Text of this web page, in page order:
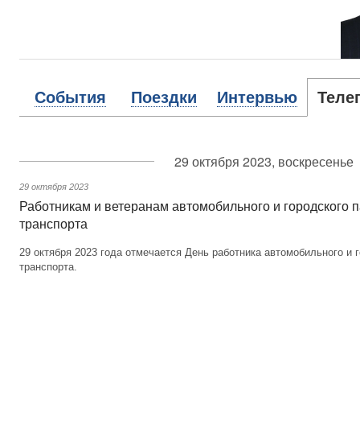
События Поездки Интервью
29 октября 2023, воскресенье
29 октября 2023
Работникам и ветеранам автомобильного и городского
транспорта
29 октября 2023 года отмечается День работника автомобильного и
транспорта.